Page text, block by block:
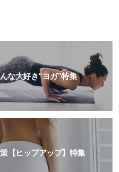
な大好き“ヨガ”特集
【ヒップアップ】特集